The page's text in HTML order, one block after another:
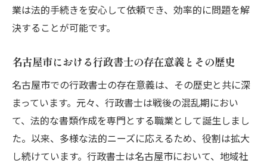
行政書士と地域メディアの連携による認知
度アップ
貢献
コミュニティとの積極的な関わりがもたら
す効果
行政書士として地域社会に根付くための具
体策
業は法的手続きを安心して依頼でき、効率的に問題を解
決することが可能です。
名古屋市における行政書士の存在意義とその歴史
名古屋市での行政書士の存在意義は、その歴史と共に深
まっています。元々、行政書士は戦後の混乱期におい
て、法的な書類作成を専門とする職業として誕生しまし
た。以来、多様な法的ニーズに応えるため、役割は拡大
し続けています。行政書士は名古屋市において、地域社